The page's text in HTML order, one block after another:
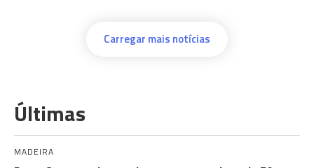
Carregar mais notícias
Últimas
MADEIRA